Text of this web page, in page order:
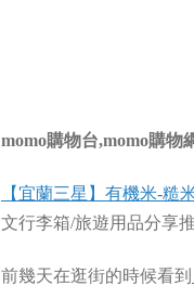
momo購物台,momo購物
【宜蘭三星】有機米-糙
文行李箱/旅遊用品分享
前幾天在逛街的時候看到